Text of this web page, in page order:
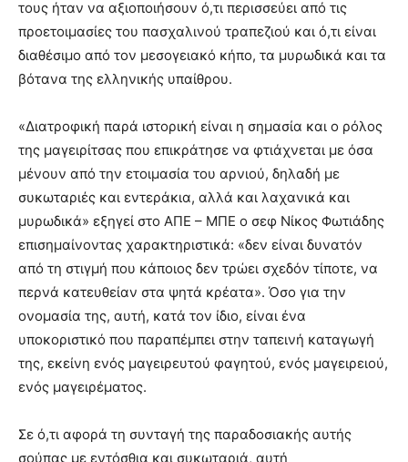
τους ήταν να αξιοποιήσουν ό,τι περισσεύει από τις
προετοιμασίες του πασχαλινού τραπεζιού και ό,τι είναι
διαθέσιμο από τον μεσογειακό κήπο, τα μυρωδικά και τα
βότανα της ελληνικής υπαίθρου.
«Διατροφική παρά ιστορική είναι η σημασία και ο ρόλος
της μαγειρίτσας που επικράτησε να φτιάχνεται με όσα
μένουν από την ετοιμασία του αρνιού, δηλαδή με
συκωταριές και εντεράκια, αλλά και λαχανικά και
μυρωδικά» εξηγεί στο ΑΠΕ – ΜΠΕ ο σεφ Νίκος Φωτιάδης
επισημαίνοντας χαρακτηριστικά: «δεν είναι δυνατόν
από τη στιγμή που κάποιος δεν τρώει σχεδόν τίποτε, να
περνά κατευθείαν στα ψητά κρέατα». Όσο για την
ονομασία της, αυτή, κατά τον ίδιο, είναι ένα
υποκοριστικό που παραπέμπει στην ταπεινή καταγωγή
της, εκείνη ενός μαγειρευτού φαγητού, ενός μαγειρειού,
ενός μαγειρέματος.
Σε ό,τι αφορά τη συνταγή της παραδοσιακής αυτής
σούπας με εντόσθια και συκωταριά, αυτή